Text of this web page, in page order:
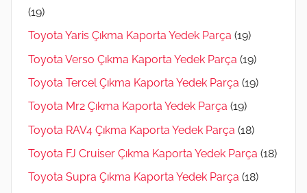
(19)
Toyota Yaris Çıkma Kaporta Yedek Parça (19)
Toyota Verso Çıkma Kaporta Yedek Parça (19)
Toyota Tercel Çıkma Kaporta Yedek Parça (19)
Toyota Mr2 Çıkma Kaporta Yedek Parça (19)
Toyota RAV4 Çıkma Kaporta Yedek Parça (18)
Toyota FJ Cruiser Çıkma Kaporta Yedek Parça (18)
Toyota Supra Çıkma Kaporta Yedek Parça (18)